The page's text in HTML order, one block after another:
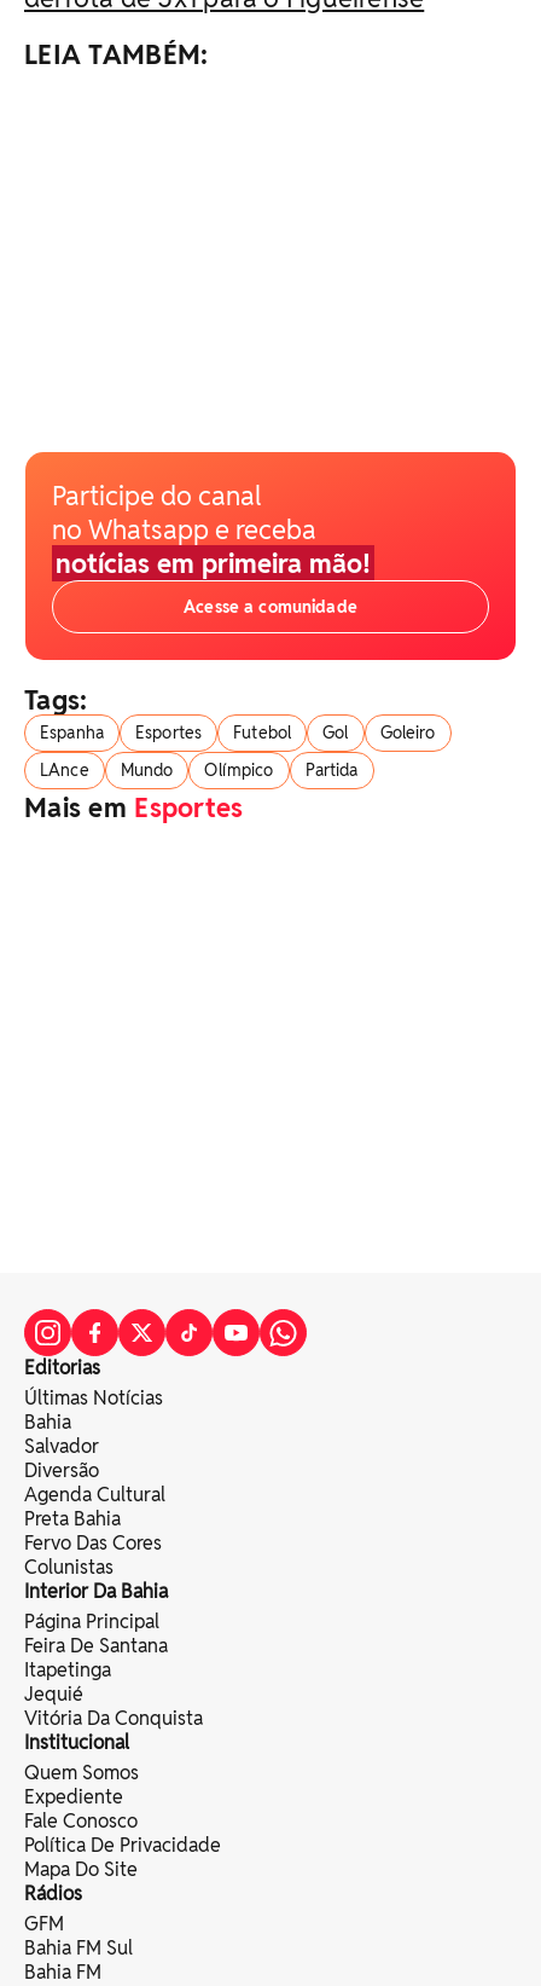
LEIA TAMBÉM:
Participe do canal
no Whatsapp e receba
notícias em primeira mão!
Acesse a comunidade
Tags:
Espanha Esportes Futebol Gol
Goleiro
LAnce
Mundo Olímpico Partida
Mais em Esportes
Editorias
Últimas Notícias
Bahia
Salvador
Diversão
Agenda Cultural
Preta Bahia
Fervo Das Cores
Colunistas
Interior Da Bahia
Página Principal
Feira De Santana
Itapetinga
Jequié
Vitória Da Conquista
Institucional
Quem Somos
Expediente
Fale Conosco
Política De Privacidade
Mapa Do Site
Rádios
GFM
Bahia FM Sul
Bahia FM